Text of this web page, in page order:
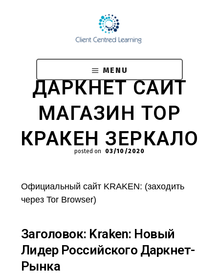
MENU
ДАРКНЕТ САЙТ
МАГАЗИН ТОР
КРАКЕН ЗЕРКАЛО
posted on 03/10/2020
Официальный сайт KRAKEN: (заходить
через Tor Browser)
Заголовок: Kraken: Новый
Лидер Российского Даркнет-
Рынка